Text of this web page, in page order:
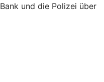
und die Polizei über